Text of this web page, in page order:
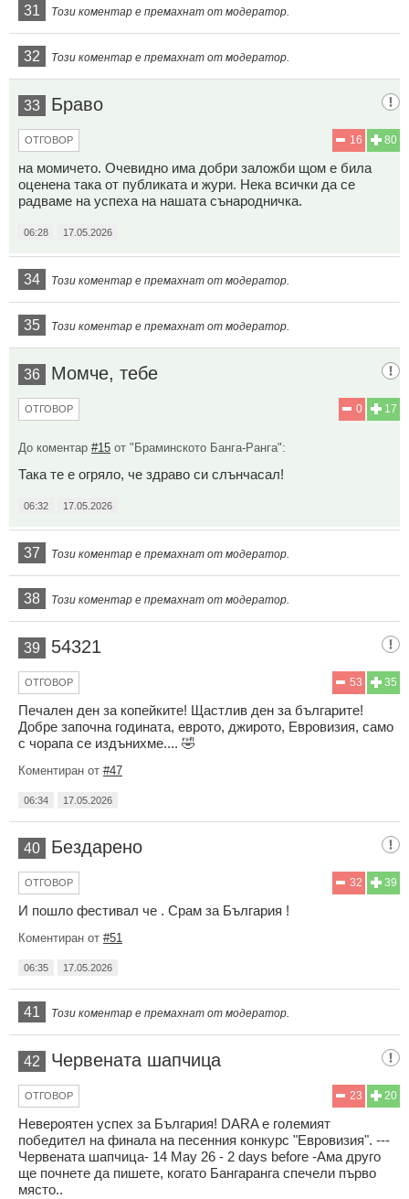
31 Този коментар е премахнат от модератор.
32 Този коментар е премахнат от модератор.
33 Браво
80
16
ОТГОВОР
на момичето. Очевидно има добри заложби щом е била
оценена така от публиката и жури. Нека всички да се
радваме на успеха на нашата сънародничка.
06:28 17.05.2026
34 Този коментар е премахнат от модератор.
35 Този коментар е премахнат от модератор.
36 Момче, тебе
17
0
ОТГОВОР
До коментар #15 от "Браминското Банга-Ранга":
Така те е огряло, че здраво си слънчасал!
06:32 17.05.2026
37 Този коментар е премахнат от модератор.
38 Този коментар е премахнат от модератор.
39 54321
35
53
ОТГОВОР
Печален ден за копейките! Щастлив ден за българите!
Добре започна годината, еврото, джирото, Евровизия, само
с чорапа се издънихме.... 🤣
Коментиран от #47
06:34 17.05.2026
40 Бездарено
39
32
ОТГОВОР
И пошло фестивал че . Срам за България !
Коментиран от #51
06:35 17.05.2026
41 Този коментар е премахнат от модератор.
42 Червената шапчица
20
23
ОТГОВОР
Невероятен успех за България! DARA е големият
победител на финала на песенния конкурс "Евровизия". ---
Червената шапчица- 14 May 26 - 2 days before -Ама друго
ще почнете да пишете, когато Бангаранга спечели първо
място..